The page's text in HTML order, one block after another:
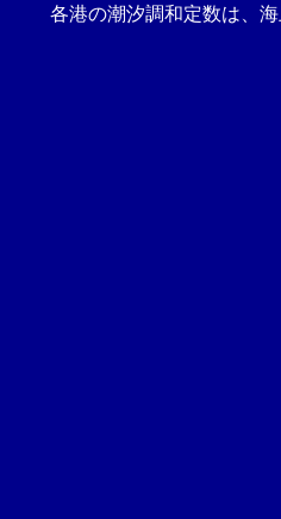
各港の潮汐調和定数は、